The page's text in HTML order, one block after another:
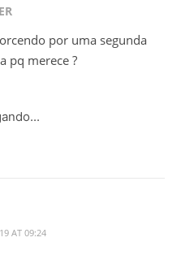
por uma segunda
pq merece ?
AT 09:24